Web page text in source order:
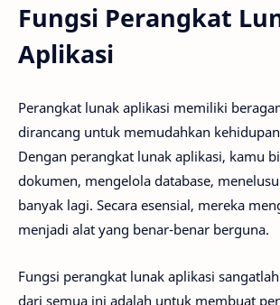
Fungsi Perangkat
Aplikasi
Perangkat lunak aplikasi memiliki
dirancang untuk memudahkan
Dengan perangkat lunak aplikasi, kamu
dokumen, mengelola database,
banyak lagi. Secara esensial, mereka
menjadi alat yang benar-benar berguna.
Fungsi perangkat lunak aplikasi
dari semua ini adalah untuk membuat